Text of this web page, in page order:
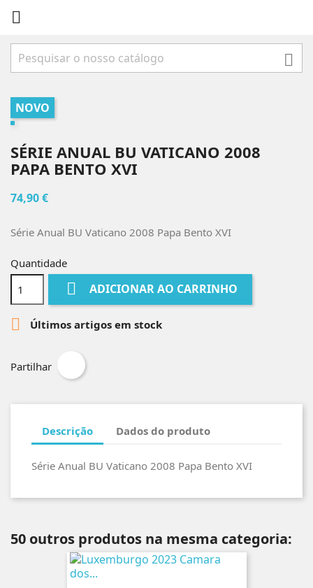


NOVO
SÉRIE ANUAL BU VATICANO 2008
PAPA BENTO XVI
74,90 €
Série Anual BU Vaticano 2008 Papa Bento XVI
Quantidade
 ADICIONAR AO CARRINHO
 Últimos artigos em stock
Partilhar
Descrição Dados do produto
Série Anual BU Vaticano 2008 Papa Bento XVI
50 outros produtos na mesma categoria: